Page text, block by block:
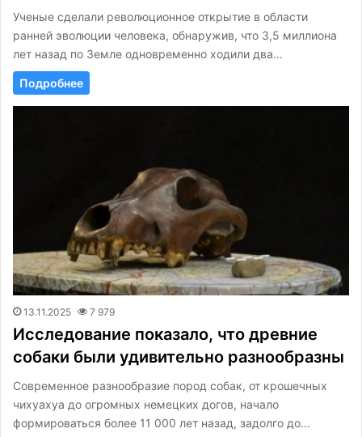
Ученые сделали революционное открытие в области
ранней эволюции человека, обнаружив, что 3,5 миллиона
лет назад по Земле одновременно ходили два…
Подробнее
13.11.2025 7 979
Исследование показало, что древние
собаки были удивительно разнообразны
Современное разнообразие пород собак, от крошечных
чихуахуа до огромных немецких догов, начало
формироваться более 11 000 лет назад, задолго до…